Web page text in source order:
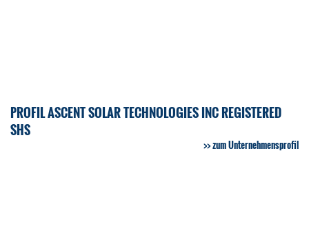
PROFIL ASCENT SOLAR TECHNOLOGIES INC REGISTERED
SHS
zum Unternehmensprofil